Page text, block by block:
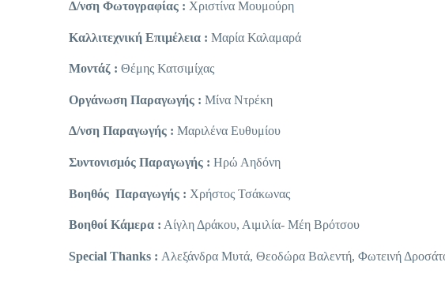
Δ/νση Φωτογραφίας : Χριστίνα Μουμούρη
Καλλιτεχνική Επιμέλεια : Μαρία Καλαμαρά
Μοντάζ : Θέμης Κατσιμίχας
Οργάνωση Παραγωγής : Μίνα Ντρέκη
Δ/νση Παραγωγής : Μαριλένα Ευθυμίου
Συντονισμός Παραγωγής : Ηρώ Αηδόνη
Βοηθός Παραγωγής : Χρήστος Τσάκωνας
Βοηθοί Κάμερα : Αίγλη Δράκου, Αιμιλία- Μέη Βρότσου
Special Thanks : Αλεξάνδρα Μυτά, Θεοδώρα Βαλεντή, Φωτεινή